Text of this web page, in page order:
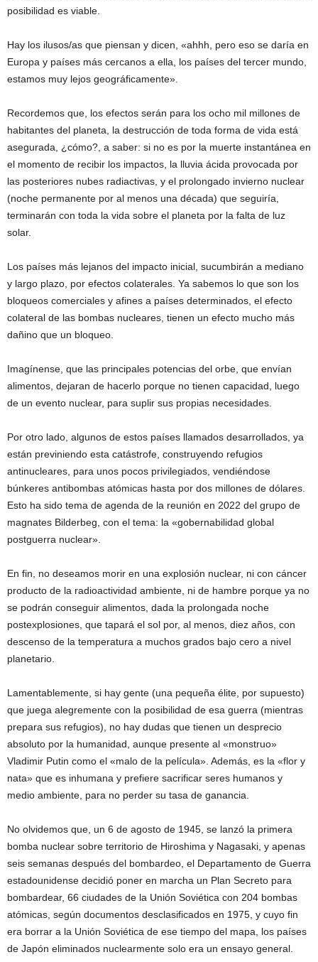
posibilidad es viable.
Hay los ilusos/as que piensan y dicen, «ahhh, pero eso se daría en
Europa y países más cercanos a ella, los países del tercer mundo,
estamos muy lejos geográficamente».
Recordemos que, los efectos serán para los ocho mil millones de
habitantes del planeta, la destrucción de toda forma de vida está
asegurada, ¿cómo?, a saber: si no es por la muerte instantánea en
el momento de recibir los impactos, la lluvia ácida provocada por
las posteriores nubes radiactivas, y el prolongado invierno nuclear
(noche permanente por al menos una década) que seguiría,
terminarán con toda la vida sobre el planeta por la falta de luz
solar.
Los países más lejanos del impacto inicial, sucumbirán a mediano
y largo plazo, por efectos colaterales. Ya sabemos lo que son los
bloqueos comerciales y afines a países determinados, el efecto
colateral de las bombas nucleares, tienen un efecto mucho más
dañino que un bloqueo.
Imagínense, que las principales potencias del orbe, que envían
alimentos, dejaran de hacerlo porque no tienen capacidad, luego
de un evento nuclear, para suplir sus propias necesidades.
Por otro lado, algunos de estos países llamados desarrollados, ya
están previniendo esta catástrofe, construyendo refugios
antinucleares, para unos pocos privilegiados, vendiéndose
búnkeres antibombas atómicas hasta por dos millones de dólares.
Esto ha sido tema de agenda de la reunión en 2022 del grupo de
magnates Bilderbeg, con el tema: la «gobernabilidad global
postguerra nuclear».
En fin, no deseamos morir en una explosión nuclear, ni con cáncer
producto de la radioactividad ambiente, ni de hambre porque ya no
se podrán conseguir alimentos, dada la prolongada noche
postexplosiones, que tapará el sol por, al menos, diez años, con
descenso de la temperatura a muchos grados bajo cero a nivel
planetario.
Lamentablemente, si hay gente (una pequeña élite, por supuesto)
que juega alegremente con la posibilidad de esa guerra (mientras
prepara sus refugios), no hay dudas que tienen un desprecio
absoluto por la humanidad, aunque presente al «monstruo»
Vladimir Putin como el «malo de la película». Además, es la «flor y
nata» que es inhumana y prefiere sacrificar seres humanos y
medio ambiente, para no perder su tasa de ganancia.
No olvidemos que, un 6 de agosto de 1945, se lanzó la primera
bomba nuclear sobre territorio de Hiroshima y Nagasaki, y apenas
seis semanas después del bombardeo, el Departamento de Guerra
estadounidense decidió poner en marcha un Plan Secreto para
bombardear, 66 ciudades de la Unión Soviética con 204 bombas
atómicas, según documentos desclasificados en 1975, y cuyo fin
era borrar a la Unión Soviética de ese tiempo del mapa, los países
de Japón eliminados nuclearmente solo era un ensayo general.